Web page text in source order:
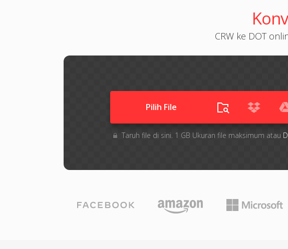
CRW ke DOT
Pilih File
Taruh file di sini. 1 GB Ukuran file maksimum atau